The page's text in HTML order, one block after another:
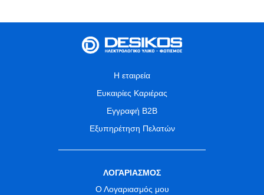
Η εταιρεία
Ευκαιρίες Καριέρας
Εγγραφή B2B
Εξυπηρέτηση Πελατών
ΛΟΓΑΡΙΑΣΜΟΣ
Ο Λογαριασμός μου